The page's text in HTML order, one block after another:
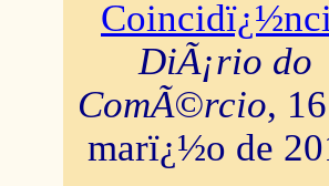
DiÃ¡rio do
ComÃ©rcio,
marï¿½o de